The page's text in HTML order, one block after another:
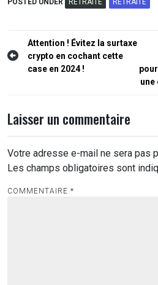
Navigation
de
Attention ! Évitez la surtaxe
crypto en cochant cette
case en 2024 !
une
Laisser un commentaire
Votre adresse e-mail ne sera pas
Les champs obligatoires sont
COMMENTAIRE *